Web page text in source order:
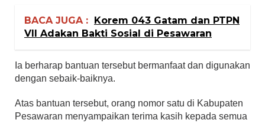
BACA JUGA : Korem 043 Gatam dan PTPN
VII Adakan Bakti Sosial di Pesawaran
Ia berharap bantuan tersebut bermanfaat dan digunakan
dengan sebaik-baiknya.
Atas bantuan tersebut, orang nomor satu di Kabupaten
Pesawaran menyampaikan terima kasih kepada semua